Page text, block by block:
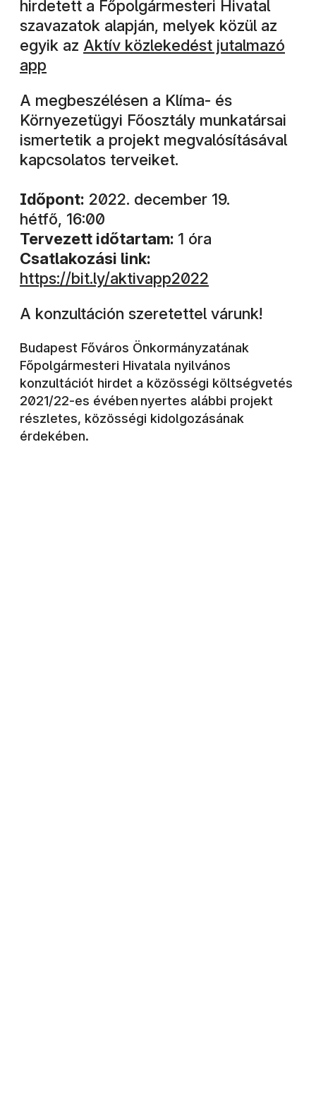
hirdetett a Főpolgármesteri Hivatal
szavazatok alapján, melyek közül az
egyik az Aktív közlekedést jutalmazó
app
A megbeszélésen a Klíma- és
Környezetügyi Főosztály munkatársai
ismertetik a projekt megvalósításával
kapcsolatos terveiket.
Időpont: 2022. december 19.
hétfő, 16:00
Tervezett időtartam: 1 óra
Csatlakozási link:
https://bit.ly/aktivapp2022
A konzultáción szeretettel várunk!
Budapest Főváros Önkormányzatának
Főpolgármesteri Hivatala nyilvános
konzultációt hirdet a közösségi költségvetés
2021/22-es évében nyertes alábbi projekt
részletes, közösségi kidolgozásának
érdekében.